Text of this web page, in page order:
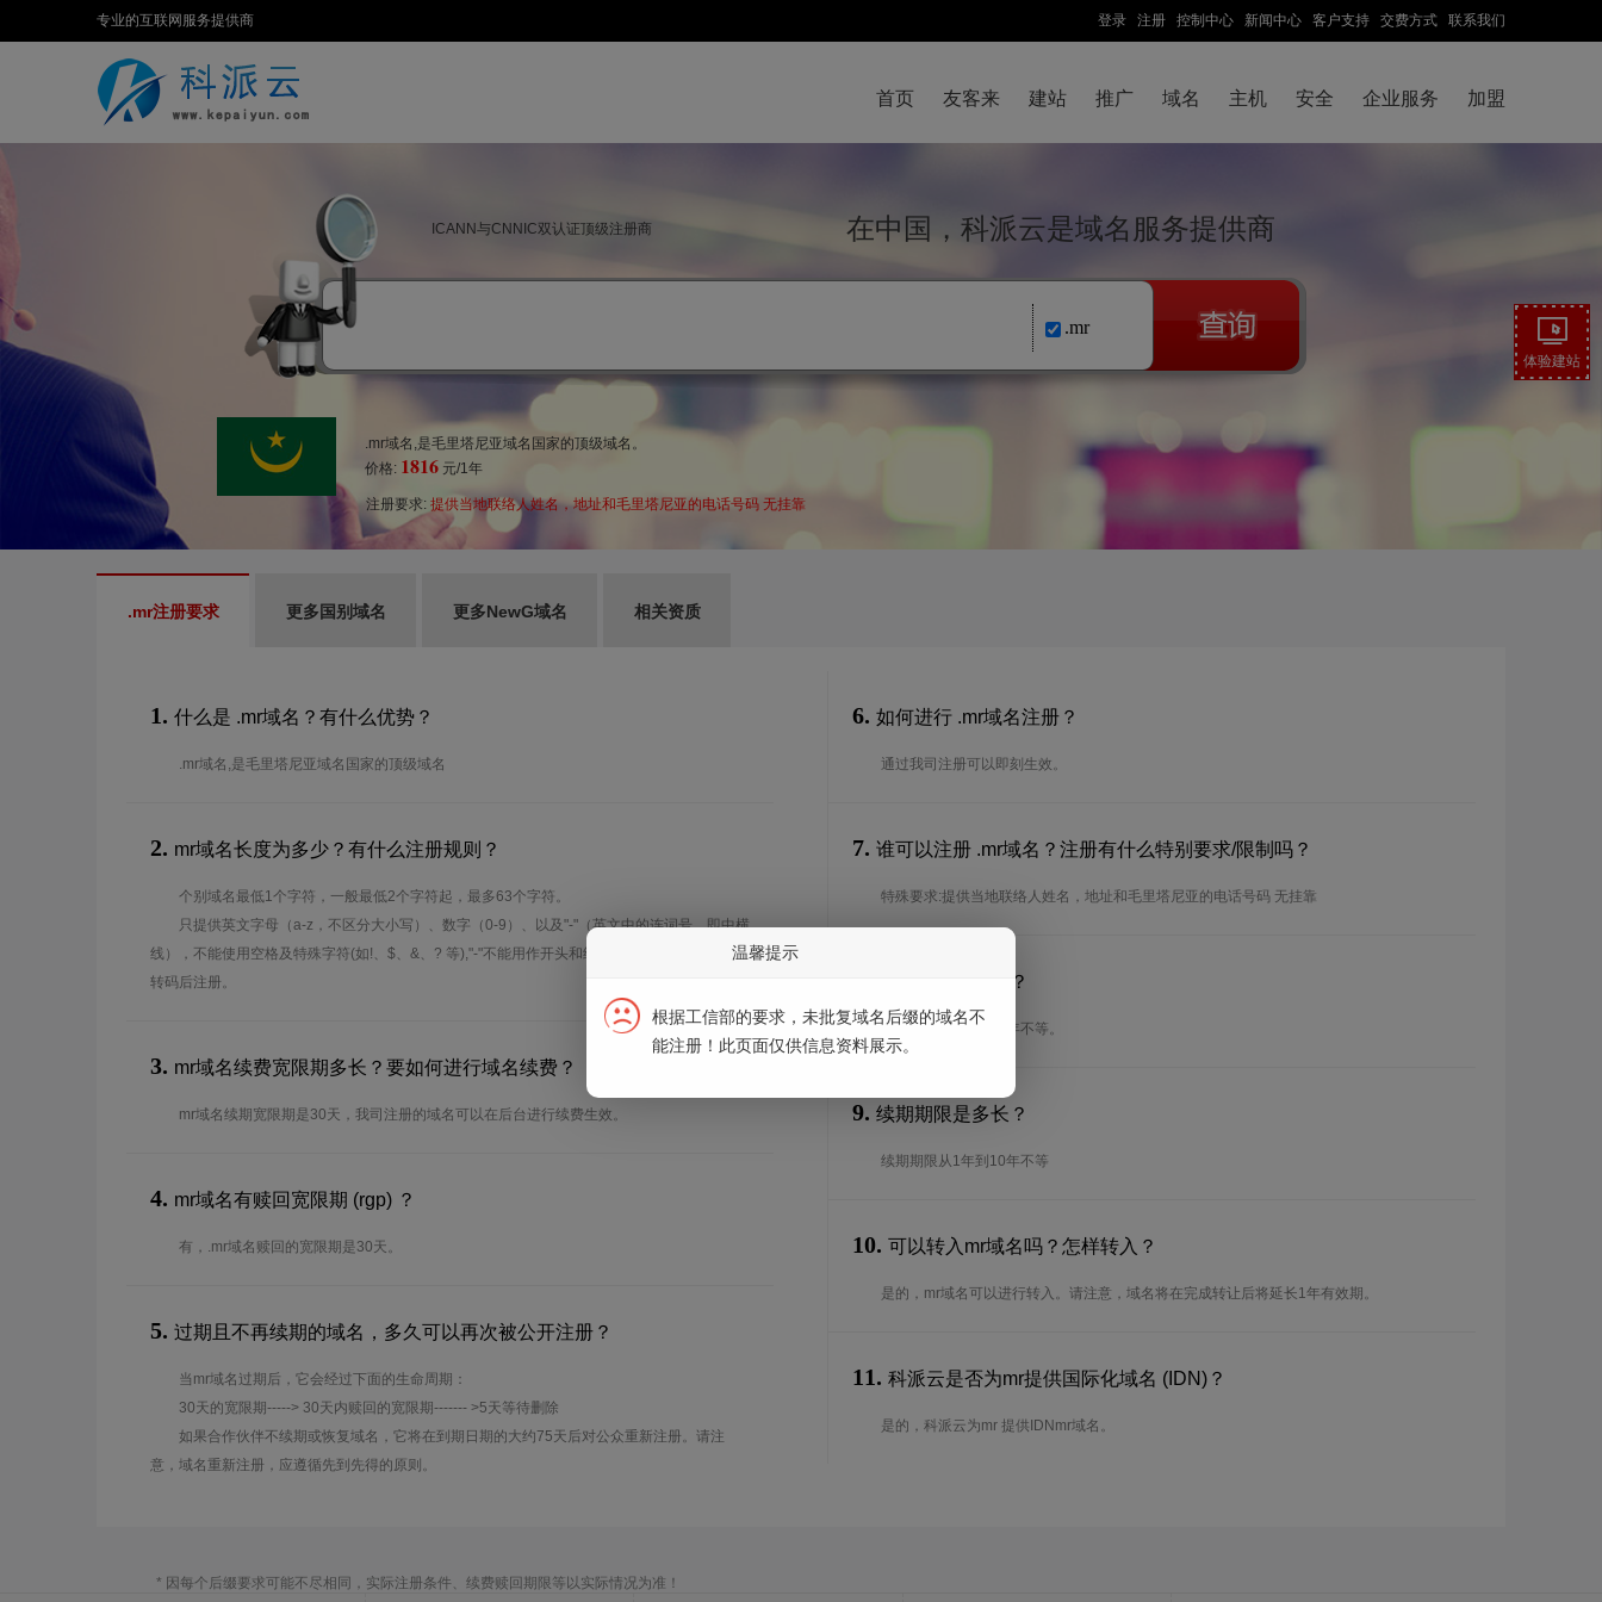
专业的互联网服务提供商 登录 注册 控制中心 新闻中心 客户支持 交费方式 联系我们
首页 友客来 建站 推广 域名 主机 安全 企业服务 加盟
ICANN与CNNIC双认证顶级注册商 在中国，科派云是域名服务提供商
.mr
.mr域名,是毛里塔尼亚域名国家的顶级域名。
价格: 1816 元/1年
注册要求: 提供当地联络人姓名，地址和毛里塔尼亚的电话号码 无挂靠
.mr注册要求 更多国别域名 更多NewG域名 相关资质
1. 什么是 .mr域名？有什么优势？
.mr域名,是毛里塔尼亚域名国家的顶级域名
2. mr域名长度为多少？有什么注册规则？
个别域名最低1个字符，一般最低2个字符起，最多63个字符。
只提供英文字母（a-z，不区分大小写）、数字（0-9）、以及"-"（英文中的连词号，即中横
线），不能使用空格及特殊字符(如!、$、&、? 等),"-"不能用作开头和结尾。注*中文域名实际是
转码后注册。
3. mr域名续费宽限期多长？要如何进行域名续费？
mr域名续期宽限期是30天，我司注册的域名可以在后台进行续费生效。
4. mr域名有赎回宽限期 (rgp) ？
有，.mr域名赎回的宽限期是30天。
5. 过期且不再续期的域名，多久可以再次被公开注册？
当mr域名过期后，它会经过下面的生命周期：
30天的宽限期-----> 30天内赎回的宽限期------- >5天等待删除
如果合作伙伴不续期或恢复域名，它将在到期日期的大约75天后对公众重新注册。请注
意，域名重新注册，应遵循先到先得的原则。
6. 如何进行 .mr域名注册？
通过我司注册可以即刻生效。
7. 谁可以注册 .mr域名？注册有什么特别要求/限制吗？
特殊要求:提供当地联络人姓名，地址和毛里塔尼亚的电话号码 无挂靠
注册期限是多长？
注册期限从1年到10年不等。
9. 续期期限是多长？
续期期限从1年到10年不等
10. 可以转入mr域名吗？怎样转入？
是的，mr域名可以进行转入。请注意，域名将在完成转让后将延长1年有效期。
11. 科派云是否为mr提供国际化域名 (IDN)？
是的，科派云为mr 提供IDNmr域名。
* 因每个后缀要求可能不尽相同，实际注册条件、续费赎回期限等以实际情况为准！
体验建站
温馨提示
根据工信部的要求，未批复域名后缀的域名不
能注册！此页面仅供信息资料展示。